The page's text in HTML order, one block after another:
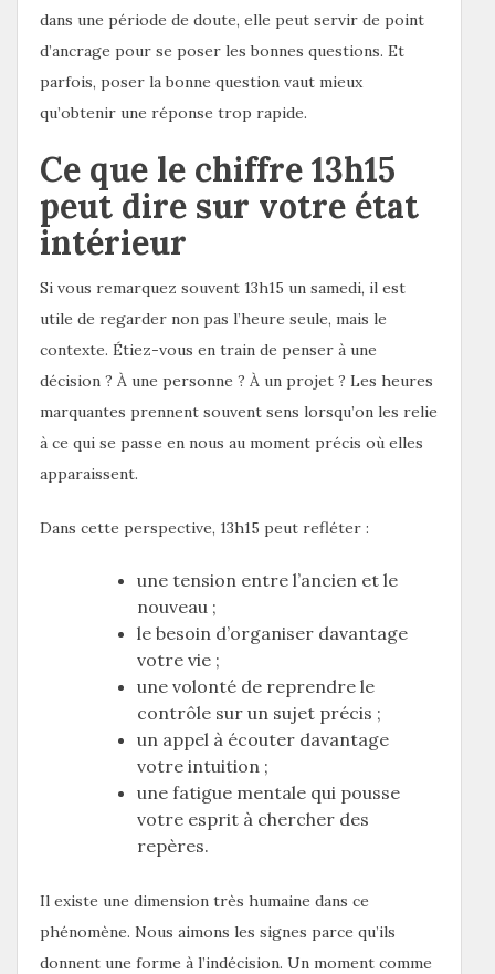
dans une période de doute, elle peut servir de point
d’ancrage pour se poser les bonnes questions. Et
parfois, poser la bonne question vaut mieux
qu’obtenir une réponse trop rapide.
Ce que le chiffre 13h15
peut dire sur votre état
intérieur
Si vous remarquez souvent 13h15 un samedi, il est
utile de regarder non pas l’heure seule, mais le
contexte. Étiez-vous en train de penser à une
décision ? À une personne ? À un projet ? Les heures
marquantes prennent souvent sens lorsqu’on les relie
à ce qui se passe en nous au moment précis où elles
apparaissent.
Dans cette perspective, 13h15 peut refléter :
une tension entre l’ancien et le
nouveau ;
le besoin d’organiser davantage
votre vie ;
une volonté de reprendre le
contrôle sur un sujet précis ;
un appel à écouter davantage
votre intuition ;
une fatigue mentale qui pousse
votre esprit à chercher des
repères.
Il existe une dimension très humaine dans ce
phénomène. Nous aimons les signes parce qu’ils
donnent une forme à l’indécision. Un moment comme